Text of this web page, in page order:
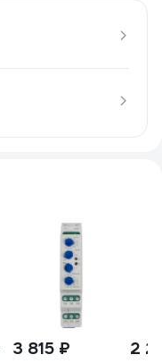
3 815 ₽ 2